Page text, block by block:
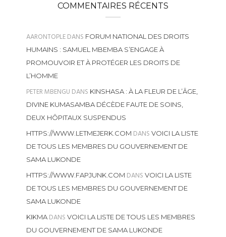
COMMENTAIRES RÉCENTS
AARONTOPLEDANS FORUM NATIONAL DES DROITS
HUMAINS : SAMUEL MBEMBA S’ENGAGE À
PROMOUVOIR ET À PROTÉGER LES DROITS DE
L’HOMME
PETER MBENGU DANS KINSHASA : À LA FLEUR DE L’ÂGE,
DIVINE KUMASAMBA DÉCÈDE FAUTE DE SOINS,
DEUX HÔPITAUX SUSPENDUS
HTTPS://WWW.LETMEJERK.COM DANS VOICI LA LISTE
DE TOUS LES MEMBRES DU GOUVERNEMENT DE
SAMA LUKONDE
HTTPS://WWW.FAPJUNK.COM DANS VOICI LA LISTE
DE TOUS LES MEMBRES DU GOUVERNEMENT DE
SAMA LUKONDE
KIKMADANS VOICI LA LISTE DE TOUS LES MEMBRES
DU GOUVERNEMENT DE SAMA LUKONDE